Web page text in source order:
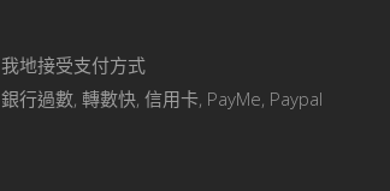
我地接受支付方式
銀行過數, 轉數快, 信用卡, PayMe, Paypal